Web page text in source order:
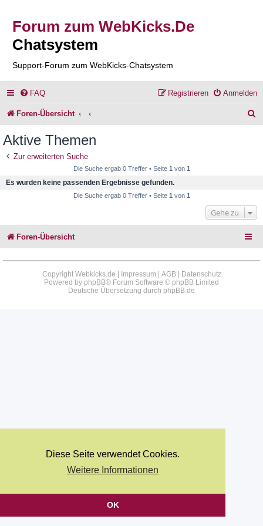
Diese Seite verwendet Cookies.
Weitere Informationen
OK
Forum zum WebKicks.De
Chatsystem
Support-Forum zum WebKicks-Chatsystem
FAQ Anmelden
Registrieren
Foren-Übersicht
Aktive Themen
Zur erweiterten Suche
Die Suche ergab 0 Treffer • Seite 1 von 1
Es wurden keine passenden Ergebnisse gefunden.
Die Suche ergab 0 Treffer • Seite 1 von 1
Gehe zu
Foren-Übersicht
Copyright Webkicks.de | Impressum AGB|
Datenschutz
Powered by phpBB® Forum Software © phpBB Limited
Deutsche Übersetzung durch phpBB.de